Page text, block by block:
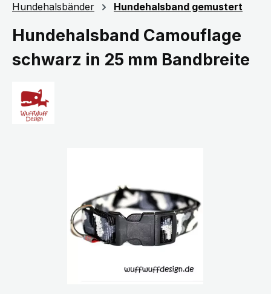
Hundehalsbänder Hundehalsband gemustert
Hundehalsband Camouflage
schwarz in 25 mm Bandbreite